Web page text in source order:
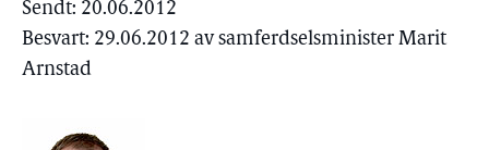
Sendt: 20.06.2012
Besvart: 29.06.2012 av samferdselsminister Marit
Arnstad